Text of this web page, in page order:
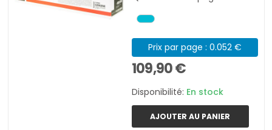
Prix par page : 0.052 €
109,90 €
Disponibilité: En stock
AJOUTER AU PANIER